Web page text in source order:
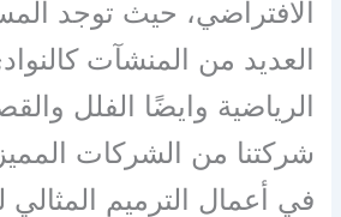
الافتراضي، حيث توجد
العديد من المنشآت
الرياضية وايضًا الفلل
شركتنا من الشركات
في أعمال الترميم المثالي